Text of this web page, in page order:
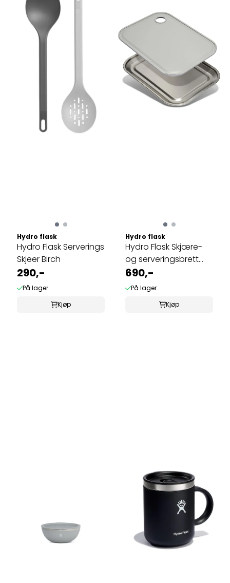
Hydro flask
Hydro Flask Serverings
Skjeer Birch
290,-
På lager
Kjøp
Hydro flask
Hydro Flask Skjære-
og serveringsbrett
Birch
690,-
På lager
Kjøp